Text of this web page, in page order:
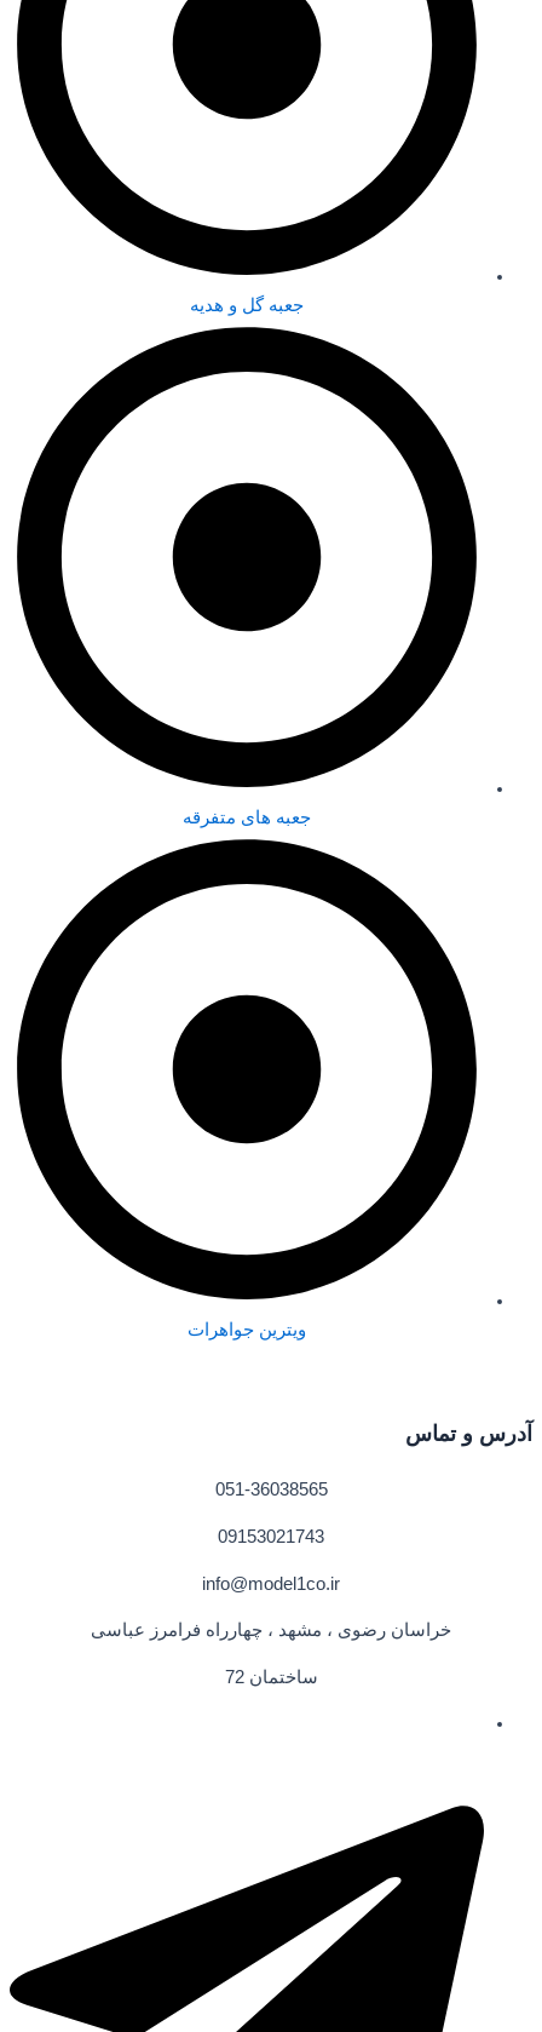
جعبه گل و هدیه
جعبه های متفرقه
ویترین جواهرات
آدرس و تماس
051-36038565
09153021743
info@model1co.ir
خراسان رضوی ، مشهد ، چهارراه فرامرز عباسی
ساختمان 72